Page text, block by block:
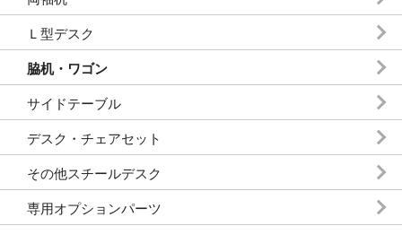
Ｌ型デスク
脇机・ワゴン
サイドテーブル
デスク・チェアセット
その他スチールデスク
専用オプションパーツ